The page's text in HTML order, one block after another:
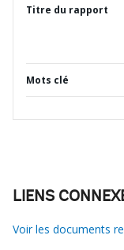
Titre du rapport
Mots clé
LIENS
Voir les documents